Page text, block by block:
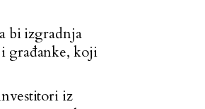
bi izgradnja
građanke, koji
iz